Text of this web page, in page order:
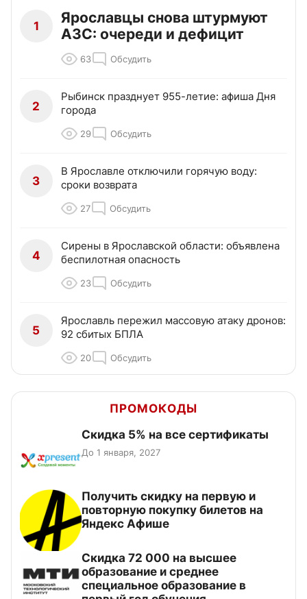
1
Ярославцы снова штурмуют
АЗС: очереди и дефицит
63 Обсудить
2
Рыбинск празднует 955-летие: афиша Дня
города
29 Обсудить
3
В Ярославле отключили горячую воду:
сроки возврата
27 Обсудить
4
Сирены в Ярославской области: объявлена
беспилотная опасность
23 Обсудить
5
Ярославль пережил массовую атаку дронов:
92 сбитых БПЛА
20 Обсудить
ПРОМОКОДЫ
Скидка 5% на все сертификаты
До 1 января, 2027
Получить скидку на первую и
повторную покупку билетов на
Яндекс Афише
Скидка 72 000 на высшее
образование и среднее
специальное образование в